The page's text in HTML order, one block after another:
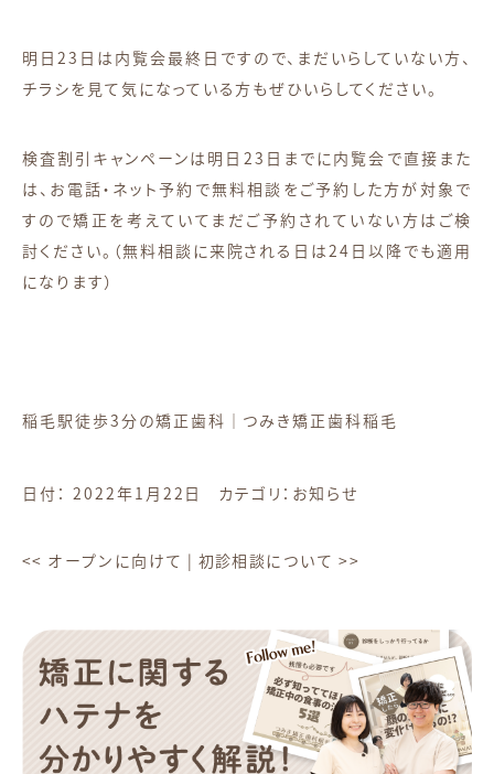
明日23日は内覧会最終日ですので、まだいらしていない方、
チラシを見て気になっている方もぜひいらしてください。
検査割引キャンペーンは明日23日までに内覧会で直接また
は、お電話・ネット予約で無料相談をご予約した方が対象で
すので矯正を考えていてまだご予約されていない方はご検
討ください。（無料相談に来院される日は24日以降でも適用
になります）
稲毛駅徒歩3分の矯正歯科｜つみき矯正歯科稲毛
日付： 2022年1月22日 カテゴリ： お知らせ
<< オープンに向けて | 初診相談について>>